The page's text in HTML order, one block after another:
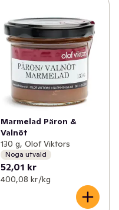
Marmelad Päron &
Valnöt
130 g, Olof Viktors
Noga utvald
52,01 kr
400,08 kr /kg